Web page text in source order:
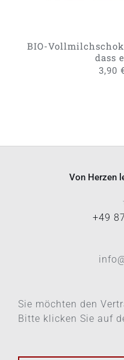
BIO-
dass
3,90
Von Herzen
+49
Sie möchten den
Bitte klicken Sie auf